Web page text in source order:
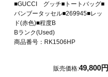
■GUCCI グッチ■トートバッグ■
バンブータッセル■269945■レッ
ド(赤色)■程度B
Bランク(Used)
商品番号：RK1506HP
販売価格:49,800円